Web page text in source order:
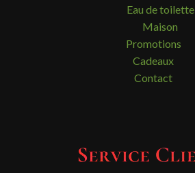
Eau de toilette
Maison
Promotions
Cadeaux
Contact